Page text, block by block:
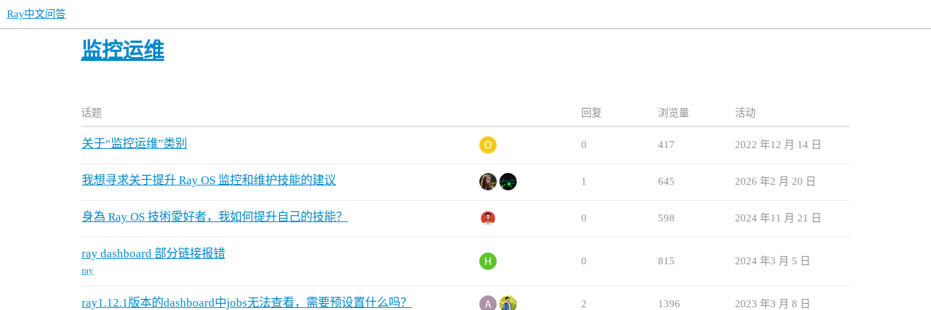
Ray中文问答
监控运维
话题 回复 浏览量 活动
关于“监控运维”类别 0 417 2022 年12 月 14 日
我想寻求关于提升 Ray OS 监控和维护技能的建议 1 645 2026 年2 月 20 日
身為 Ray OS 技術愛好者，我如何提升自己的技能？ 0 598 2024 年11 月 21 日
ray dashboard 部分链接报错
ray
0 815 2024 年3 月 5 日
ray1.12.1版本的dashboard中jobs无法查看，需要预设置什么吗？ 2 1396 2023 年3 月 8 日